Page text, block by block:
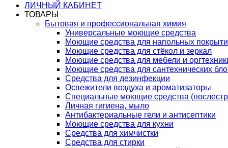
ЛИЧНЫЙ КАБИНЕТ
ТОВАРЫ
Бытовая и профессиональная химия
Универсальные моющие средства
Моющие средства для напольных
Моющие средства для стёкол и зеркал
Моющие средства для мебели и
Моющие средства для сантехнических
Средства для дезинфекции
Освежители воздуха и ароматизаторы
Специальные моющие средства
Личная гигиена, мыло
Антибактериальные гели и антисептики
Моющие средства для кухни
Средства для химчистки
Средства для стирки